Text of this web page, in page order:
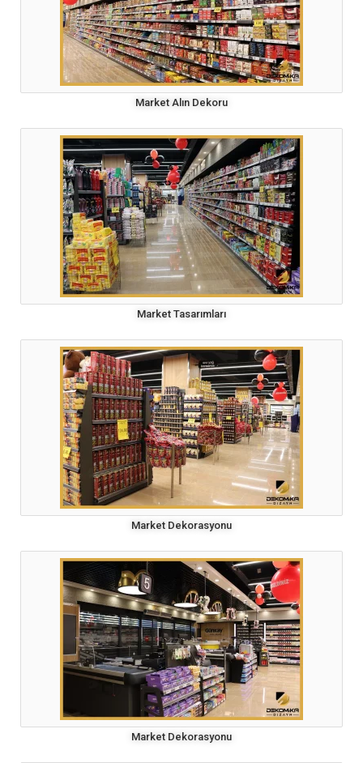
Market Alın Dekoru
Market Tasarımları
Market Dekorasyonu
Market Dekorasyonu